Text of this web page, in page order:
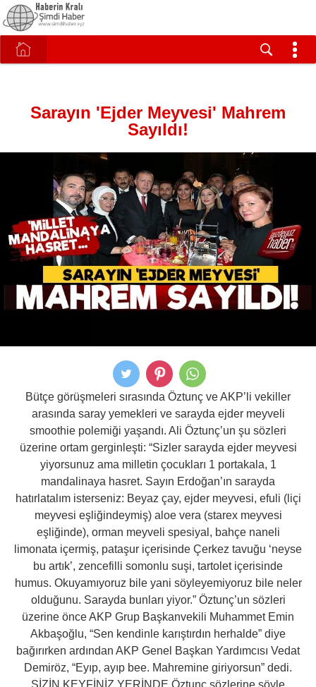
Sarayın 'Ejder Meyvesi' Mahrem
Sayıldı!
Bütçe görüşmeleri sırasında Öztunç ve AKP’li vekiller
arasında saray yemekleri ve sarayda ejder meyveli
smoothie polemiği yaşandı. Ali Öztunç’un şu sözleri
üzerine ortam gerginleşti: “Sizler sarayda ejder meyvesi
yiyorsunuz ama milletin çocukları 1 portakala, 1
mandalinaya hasret. Sayın Erdoğan’ın sarayda
hatırlatalım isterseniz: Beyaz çay, ejder meyvesi, efuli (liçi
meyvesi eşliğindeymiş) aloe vera (starex meyvesi
eşliğinde), orman meyveli spesiyal, bahçe naneli
limonata içermiş, pataşur içerisinde Çerkez tavuğu ‘neyse
bu artık’, zencefilli somonlu suşi, tartolet içerisinde
humus. Okuyamıyoruz bile yani söyleyemiyoruz bile neler
olduğunu. Sarayda bunları yiyor.” Öztunç’un sözleri
üzerine önce AKP Grup Başkanvekili Muhammet Emin
Akbaşoğlu, “Sen kendinle karıştırdın herhalde” diye
bağırırken ardından AKP Genel Başkan Yardımcısı Vedat
Demiröz, “Eyıp, ayıp bee. Mahremine giriyorsun” dedi.
SİZİN KEYFİNİZ YERİNDE Öztunç sözlerine şöyle